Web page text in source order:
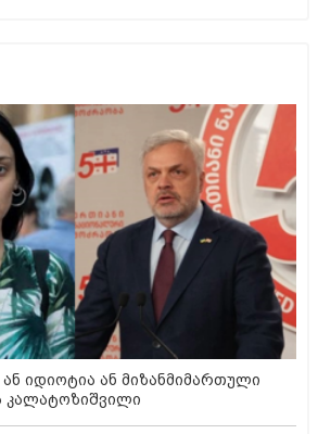
იდიოტია ან მიზანმიმართული
კალატოზიშვილი